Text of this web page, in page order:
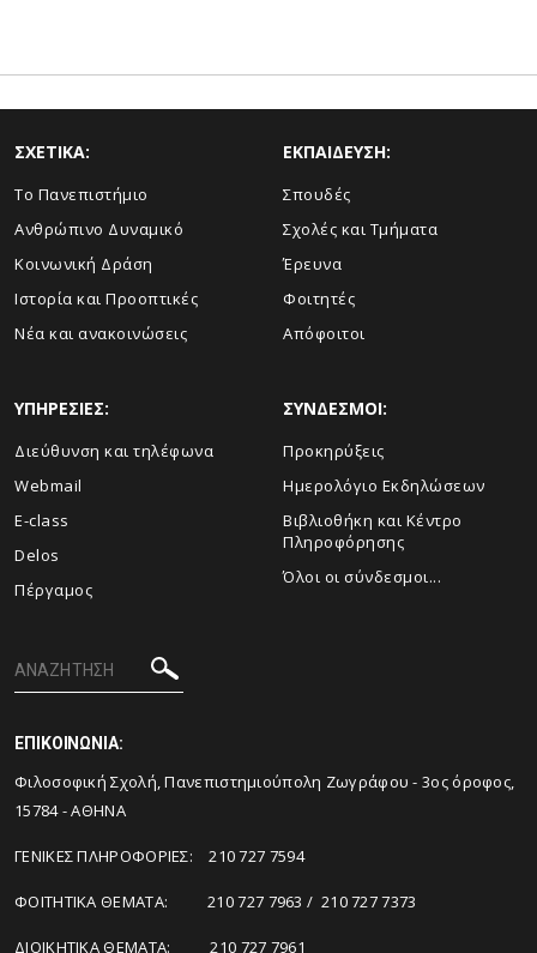
ΣΧΕΤΙΚΑ:
Το Πανεπιστήμιο
Ανθρώπινο Δυναμικό
Κοινωνική Δράση
Ιστορία και Προοπτικές
Νέα και ανακοινώσεις
ΕΚΠΑΙΔΕΥΣΗ:
Σπουδές
Σχολές και Τμήματα
Έρευνα
Φοιτητές
Απόφοιτοι
ΥΠΗΡΕΣΙΕΣ:
Διεύθυνση και τηλέφωνα
Webmail
E-class
Delos
Πέργαμος
ΣΥΝΔΕΣΜΟΙ:
Προκηρύξεις
Ημερολόγιο Εκδηλώσεων
Βιβλιοθήκη και Κέντρο
Πληροφόρησης
Όλοι οι σύνδεσμοι...
ΕΠΙΚΟΙΝΩΝΙΑ:
Φιλοσοφική Σχολή, Πανεπιστημιούπολη Ζωγράφου - 3ος όροφος,
15784 - ΑΘΗΝΑ
ΓΕΝΙΚΕΣ ΠΛΗΡΟΦΟΡΙΕΣ: 210 727 7594
ΦΟΙΤΗΤΙΚΑ ΘΕΜΑΤΑ: 210 727 7963 / 210 727 7373
ΔΙΟΙΚΗΤΙΚΑ ΘΕΜΑΤΑ: 210 727 7961